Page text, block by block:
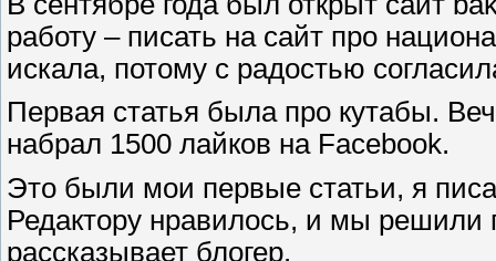
работу – писать на сайт про
искала, потому с радостью
Первая статья была про кутабы.
набрал 1500 лайков на Facebook.
Это были мои первые статьи, я
Редактору нравилось, и мы решили
рассказывает блогер.